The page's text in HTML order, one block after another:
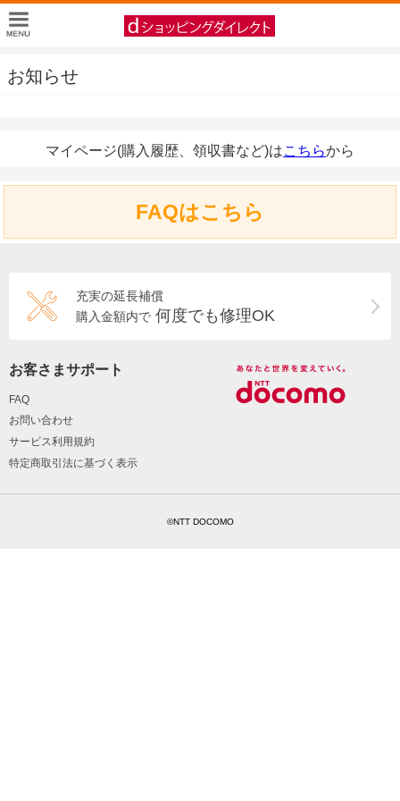
お知らせ
マイページ(購入履歴、領収書など)はこちらから
FAQはこちら
充実の延長補償
購入金額内で 何度でも修理OK
お客さまサポート
FAQ
お問い合わせ
サービス利用規約
特定商取引法に基づく表示
©NTT DOCOMO